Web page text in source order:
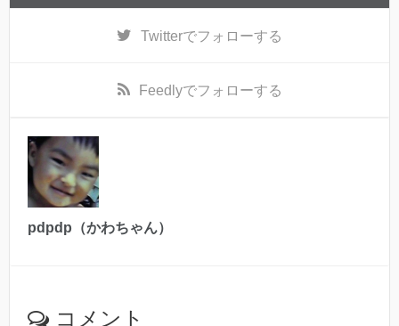
Twitterでフォローする
Feedlyでフォローする
pdpdp（かわちゃん）
コメント